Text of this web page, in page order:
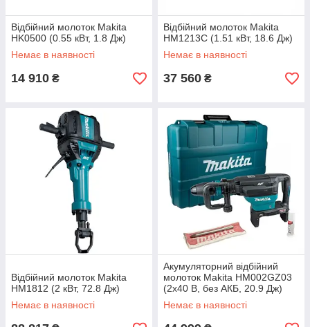
Відбійний молоток Makita
HK0500 (0.55 кВт, 1.8 Дж)
Немає в наявності
14 910 ₴
Відбійний молоток Makita
HM1213C (1.51 кВт, 18.6 Дж)
Немає в наявності
37 560 ₴
Відбійний молоток Makita
HM1812 (2 кВт, 72.8 Дж)
Немає в наявності
Акумуляторний відбійний
молоток Makita HM002GZ03
(2х40 В, без АКБ, 20.9 Дж)
Немає в наявності